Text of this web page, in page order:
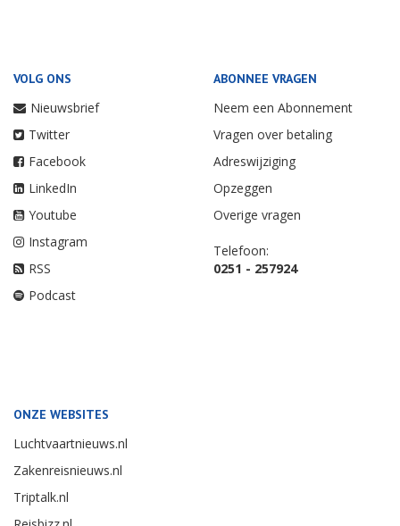
VOLG ONS
Nieuwsbrief
Twitter
Facebook
LinkedIn
Youtube
Instagram
RSS
Podcast
ABONNEE VRAGEN
Neem een Abonnement
Vragen over betaling
Adreswijziging
Opzeggen
Overige vragen
Telefoon:
0251 - 257924
ONZE WEBSITES
Luchtvaartnieuws.nl
Zakenreisnieuws.nl
Triptalk.nl